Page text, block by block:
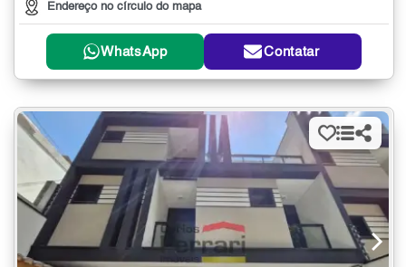
Endereço no círculo do mapa
WhatsApp Contatar